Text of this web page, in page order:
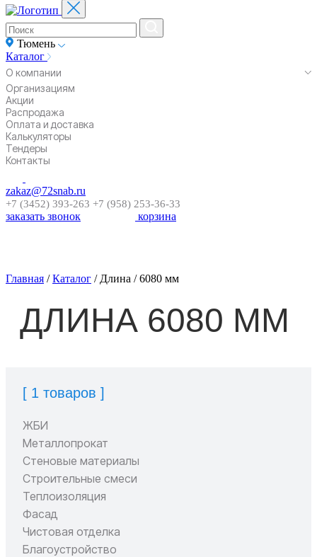
Тюмень
Каталог
О компании
Организациям
Акции
Распродажа
Оплата и доставка
Калькуляторы
Тендеры
Контакты
zakaz@72snab.ru
+7 (3452) 393-263 +7 (958) 253-36-33
заказать звонок корзина
Главная / Каталог / Длина / 6080 мм
ДЛИНА 6080 ММ
[ 1 товаров ]
ЖБИ
Металлопрокат
Стеновые материалы
Строительные смеси
Теплоизоляция
Фасад
Чистовая отделка
Благоустройство